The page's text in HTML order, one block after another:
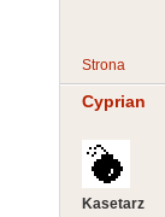
Strona
Cyprian
Kasetarz